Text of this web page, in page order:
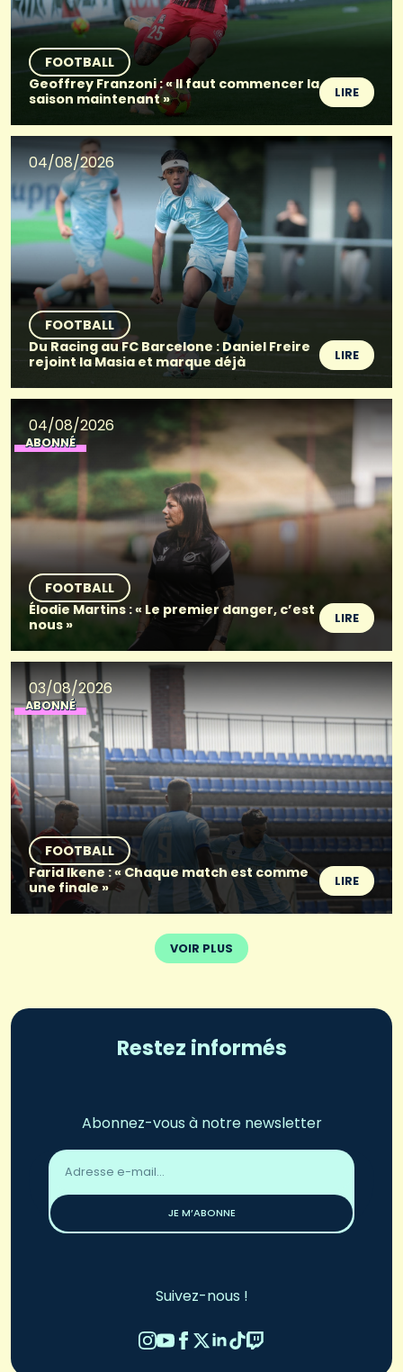
FOOTBALL
Geoffrey Franzoni : « Il faut commencer la
saison maintenant »
LIRE
04/08/2026
FOOTBALL
Du Racing au FC Barcelone : Daniel Freire
rejoint la Masia et marque déjà
LIRE
04/08/2026
ABONNÉ
FOOTBALL
Élodie Martins : « Le premier danger, c’est
nous »
LIRE
03/08/2026
ABONNÉ
FOOTBALL
Farid Ikene : « Chaque match est comme
une finale »
LIRE
VOIR PLUS
Restez informés
Abonnez-vous à notre newsletter
Adresse
email
JE M’ABONNE
Suivez-nous !